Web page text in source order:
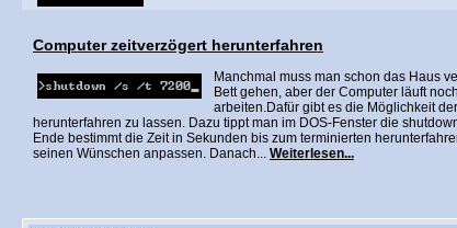
Computer zeitverzögert herunterfahren
Manchmal muss man schon das Haus
Bett gehen, aber der Computer läuft
arbeiten.Dafür gibt es die Möglichkeit
herunterfahren zu lassen. Dazu tippt man im DOS-Fenster die
Ende bestimmt die Zeit in Sekunden bis zum terminierten
seinen Wünschen anpassen. Danach... Weiterlesen...